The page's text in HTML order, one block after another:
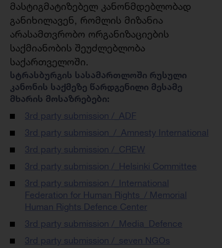
მასტიგმატიზებელ კანონმდებლობად
განიხილავენ, რომლის მიზანია
არასამთვრობო ორგანიზაციების
საქმიანობის შეუძლებლობა
საქართველოში.
სტრასბურგის სასამართლოში რუსული
კანონის საქმეზე წარდგენილი მესამე
მხარის მოსაზრებები:
3rd party submission /_ADF
3rd party submission_/_Amnesty International
3rd party submission /_CREW
3rd party submission /_Helsinki Committee
3rd party submission /_International
Federation for Human Rights_/ Memorial
Human Rights Defence Center
3rd party submission /_Media_Defence
3rd party submission /_seven NGOs